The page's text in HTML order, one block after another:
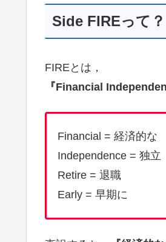
Side FIREって？
FIREとは，
『Financial
Financial = 経済的な
Independence = 独立
Retire = 退職
Early = 早期に